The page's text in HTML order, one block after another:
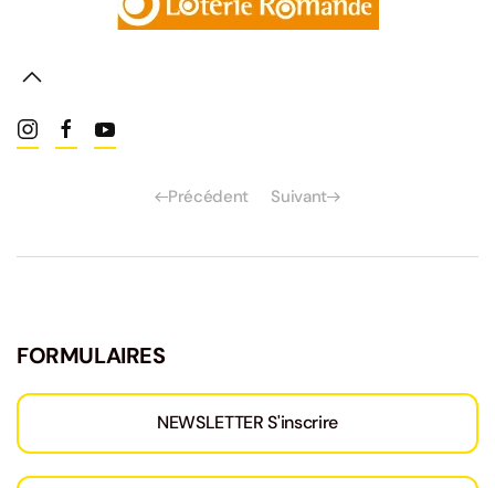
Précédent Suivant
FORMULAIRES
NEWSLETTER S'inscrire